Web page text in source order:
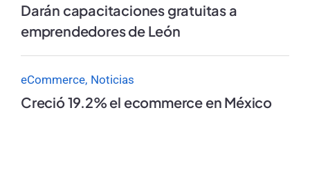
Darán capacitaciones gratuitas a
emprendedores de León
eCommerce Noticias
Creció 19.2% el ecommerce en México